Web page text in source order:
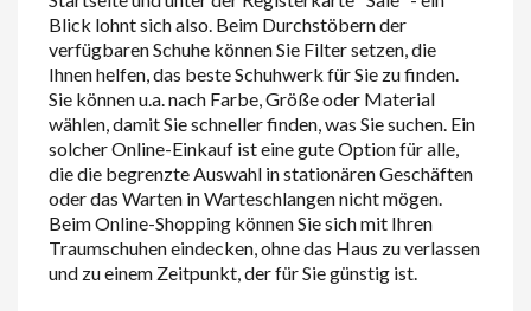
Blick lohnt sich also. Beim Durchstöbern der
verfügbaren Schuhe können Sie Filter setzen, die
Ihnen helfen, das beste Schuhwerk für Sie zu finden.
Sie können u.a. nach Farbe, Größe oder Material
wählen, damit Sie schneller finden, was Sie suchen. Ein
solcher Online-Einkauf ist eine gute Option für alle,
die die begrenzte Auswahl in stationären Geschäften
oder das Warten in Warteschlangen nicht mögen.
Beim Online-Shopping können Sie sich mit Ihren
Traumschuhen eindecken, ohne das Haus zu verlassen
und zu einem Zeitpunkt, der für Sie günstig ist.